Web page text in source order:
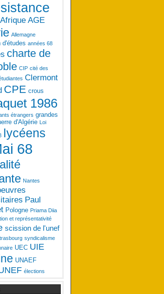
Afrique AGE
Allemagne
d'études années 68
charte de
CIP cité des
Clermont
CPE crous
1986
étrangers grandes
d'Algérie Loi
lycéens
68
Nantes
Paul
Pologne Priama Diia
et représentativité
scission de l'unef
syndicalisme
UEC UIE
UNAEF
élections